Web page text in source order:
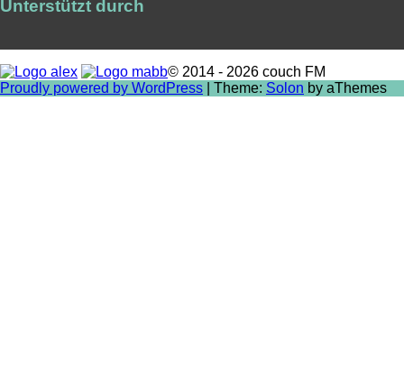
Unterstützt durch
© 2014 - 2026 couch FM
Proudly powered by WordPress
Theme: Solon by aThemes